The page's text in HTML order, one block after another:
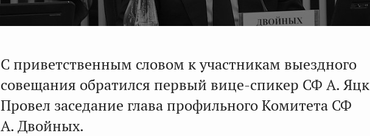
С приветственным словом к участникам выездного
совещания обратился первый вице-спикер СФ А.
Провел заседание глава профильного Комитета СФ
А. Двойных.